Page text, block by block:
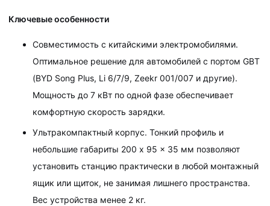
Ключевые особенности
Совместимость с китайскими электромобилями.
Оптимальное решение для автомобилей с портом GBT
(BYD Song Plus, Li 6/7/9, Zeekr 001/007 и другие).
Мощность до 7 кВт по одной фазе обеспечивает
комфортную скорость зарядки.
Ультракомпактный корпус. Тонкий профиль и
небольшие габариты 200 x 95 x 35 мм позволяют
установить станцию практически в любой монтажный
ящик или щиток, не занимая лишнего пространства.
Вес устройства менее 2 кг.